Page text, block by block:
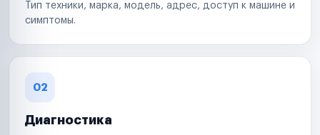
Тип техники, марка, модель, адрес, доступ к машине и
симптомы.
02
Диагностика